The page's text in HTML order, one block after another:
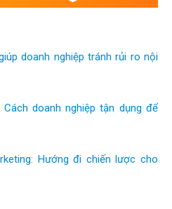
doanh nghiệp tránh rủi ro nội
doanh nghiệp tận dụng để
Hướng đi chiến lược cho